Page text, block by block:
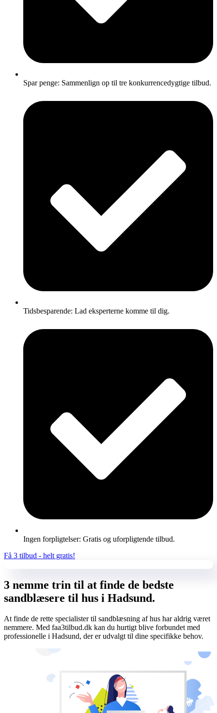
Spar penge: Sammenlign op til tre konkurrencedygtige tilbud.
Tidsbesparende: Lad eksperterne komme til dig.
Ingen forpligtelser: Gratis og uforpligtende tilbud.
Få 3 tilbud - helt gratis!
3 nemme trin til at finde de bedste
sandblæsere til hus i Hadsund.
At finde de rette specialister til sandblæsning af hus har aldrig været
nemmere. Med faa3tilbud.dk kan du hurtigt blive forbundet med
professionelle i Hadsund, der er udvalgt til dine specifikke behov.